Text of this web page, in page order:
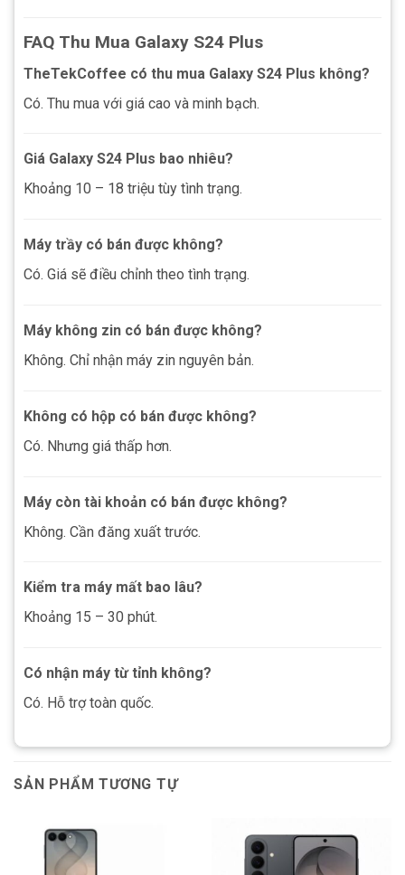
FAQ Thu Mua Galaxy S24 Plus
TheTekCoffee có thu mua Galaxy S24 Plus không?
Có. Thu mua với giá cao và minh bạch.
Giá Galaxy S24 Plus bao nhiêu?
Khoảng 10 – 18 triệu tùy tình trạng.
Máy trầy có bán được không?
Có. Giá sẽ điều chỉnh theo tình trạng.
Máy không zin có bán được không?
Không. Chỉ nhận máy zin nguyên bản.
Không có hộp có bán được không?
Có. Nhưng giá thấp hơn.
Máy còn tài khoản có bán được không?
Không. Cần đăng xuất trước.
Kiểm tra máy mất bao lâu?
Khoảng 15 – 30 phút.
Có nhận máy từ tỉnh không?
Có. Hỗ trợ toàn quốc.
SẢN PHẨM TƯƠNG TỰ